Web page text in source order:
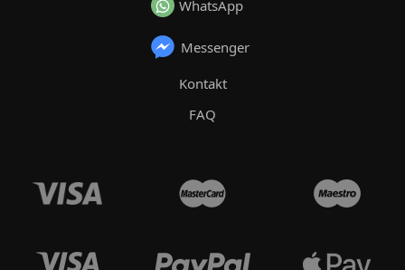
WhatsApp
Messenger
Kontakt
FAQ